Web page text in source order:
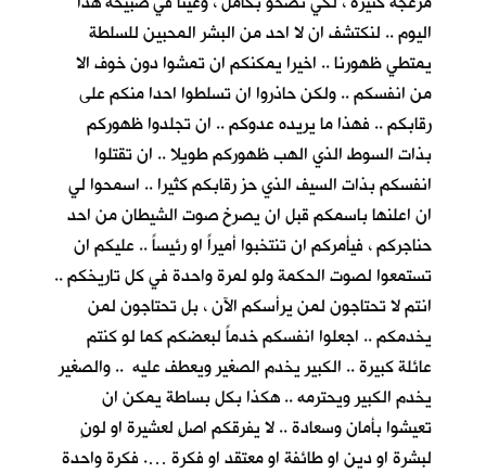
اليوم .. لنكتشف ان لا احد من البشر المحبين للسلطة
يمتطي ظهورنا .. اخيرا يمكنكم ان تمشوا دون خوف الا
من انفسكم .. ولكن حاذروا ان تسلطوا احدا منكم على
رقابكم .. فهذا ما يريده عدوكم .. ان تجلدوا ظهوركم
بذات السوط الذي الهب ظهوركم طويلا .. ان تقتلوا
انفسكم بذات السيف الذي حز رقابكم كثيرا .. اسمحوا لي
ان اعلنها باسمكم قبل ان يصرخ صوت الشيطان من احد
حناجركم ، فيأمركم ان تنتخبوا أميراً او رئيساً .. عليكم ان
تستمعوا لصوت الحكمة ولو لمرة واحدة في كل تاريخكم ..
انتم لا تحتاجون لمن يرأسكم الآن ، بل تحتاجون لمن
يخدمكم .. اجعلوا انفسكم خدماً لبعضكم كما لو كنتم
عائلة كبيرة .. الكبير يخدم الصغير ويعطف عليه .. والصغير
يخدم الكبير ويحترمه .. هكذا بكل بساطة يمكن ان
تعيشوا بأمان وسعادة .. لا يفرقكم اصلٍ لعشيرة او لونٍ
لبشرة او دين او طائفة او معتقد او فكرة …. فكرة واحدة